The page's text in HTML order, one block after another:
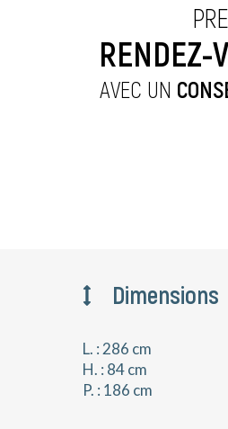
RENDEZ-
AVEC UN
Dimensions
L. : 286 cm
H. : 84 cm
P. : 186 cm